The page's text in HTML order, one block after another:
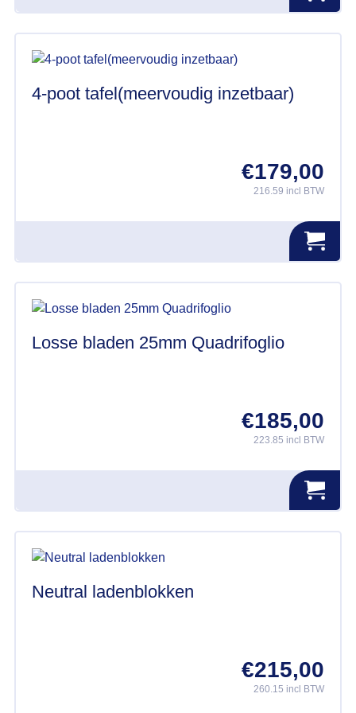
4-poot tafel(meervoudig inzetbaar)
€179,00
216.59 incl BTW
Losse bladen 25mm Quadrifoglio
€185,00
223.85 incl BTW
Neutral ladenblokken
€215,00
260.15 incl BTW